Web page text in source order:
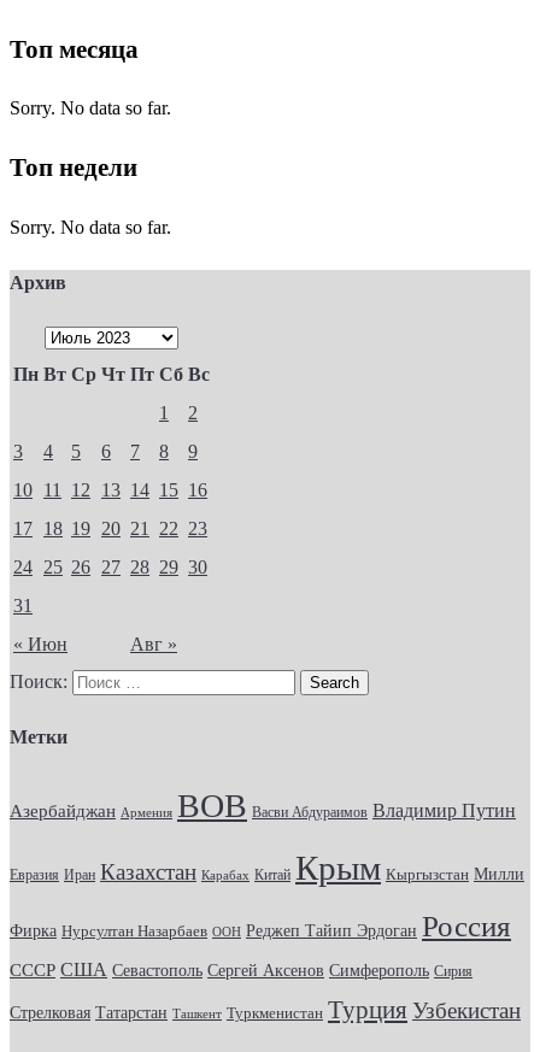
Топ месяца
Sorry. No data so far.
Топ недели
Sorry. No data so far.
Архив
Пн Вт Ср Чт Пт Сб Вс
« Июн Авг »
1
2
3
4 5 6 7 8
9
10 11 12 13 14 15 16
17 18 19 20 21 22 23
24 25 26 27 28 29 30
31
Поиск:
Метки
Азербайджан Армения ВОВ Васви Абдураимов Владимир Путин
Евразия Иран Казахстан Карабах Китай Крым Кыргызстан Милли
Фирка Нурсултан Назарбаев ООН Реджеп Тайип Эрдоган Россия
СССР США Севастополь Сергей Аксенов Симферополь Сирия
Стрелковая Татарстан Ташкент Туркменистан Турция Узбекистан